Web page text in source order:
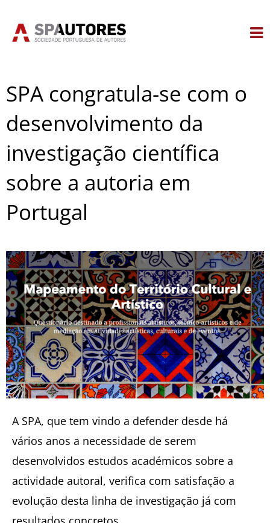
SPA congratula-se com o
desenvolvimento da
investigação científica
sobre a autoria em
Portugal
A SPA, que tem vindo a defender desde há
vários anos a necessidade de serem
desenvolvidos estudos académicos sobre a
actividade autoral, verifica com satisfação a
evolução desta linha de investigação já com